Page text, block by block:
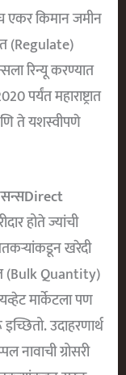
किमान जमीन
(regulate)
रिन्यू करण्यात
पर्यंत महाराष्ट्रात
ते यशस्वीपणे
होते ज्यांची
खरेदी
(bulk Quantity)
मार्केटला पण
उदाहरणार्थ
नावाची ग्रोसरी